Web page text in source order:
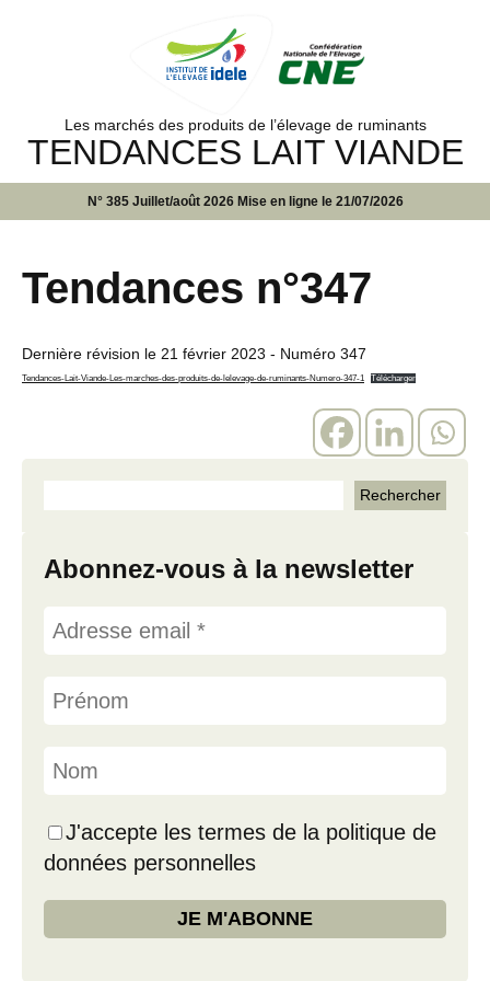
Les marchés des produits de l’élevage de ruminants
TENDANCES LAIT VIANDE
N° 385 Juillet/août 2026 Mise en ligne le 21/07/2026
Tendances n°347
Dernière révision le 21 février 2023 - Numéro 347
Tendances-Lait-Viande-Les-marches-des-produits-de-lelevage-de-ruminants-Numero-347-1 Télécharger
Abonnez-vous à la newsletter
J'accepte les termes de la politique de
données personnelles